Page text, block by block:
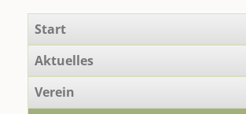
überspringen
Start
Aktuelles
Verein